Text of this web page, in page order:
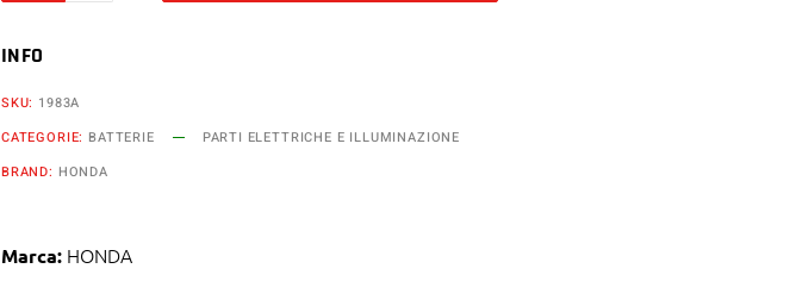
8ah
bs
Honda
300
INFO
SKU: 1983A
CATEGORIE: BATTERIE
PARTI ELETTRICHE E ILLUMINAZIONE
BRAND: HONDA
Marca: HONDA